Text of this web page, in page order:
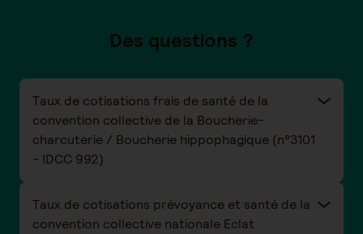
Des questions ?
Taux de cotisations frais de santé de la
convention collective de la Boucherie-
charcuterie / Boucherie hippophagique (n°3101
- IDCC 992)
Taux de cotisations prévoyance et santé de la
convention collective nationale Eclat